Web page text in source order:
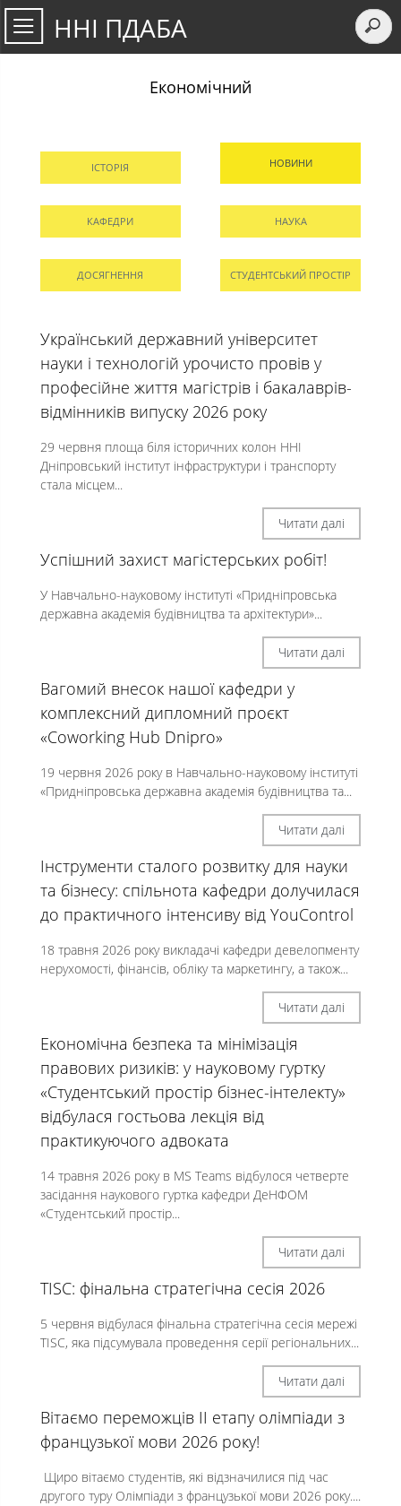
ННІ ПДАБА
Економічний
ІСТОРІЯ НОВИНИ
КАФЕДРИ НАУКА
ДОСЯГНЕННЯ СТУДЕНТСЬКИЙ ПРОСТІР
Український державний університет
науки і технологій урочисто провів у
професійне життя магістрів і бакалаврів-
відмінників випуску 2026 року
29 червня площа біля історичних колон ННІ
Дніпровський інститут інфраструктури і транспорту
стала місцем...
Читати далі
Успішний захист магістерських робіт!
У Навчально-науковому інституті «Придніпровська
державна академія будівництва та архітектури»...
Читати далі
Вагомий внесок нашої кафедри у
комплексний дипломний проєкт
«Coworking Hub Dnipro»
19 червня 2026 року в Навчально-науковому інституті
«Придніпровська державна академія будівництва та...
Читати далі
Інструменти сталого розвитку для науки
та бізнесу: спільнота кафедри долучилася
до практичного інтенсиву від YouControl
18 травня 2026 року викладачі кафедри девелопменту
нерухомості, фінансів, обліку та маркетингу, а також...
Читати далі
Економічна безпека та мінімізація
правових ризиків: у науковому гуртку
«Студентський простір бізнес-інтелекту»
відбулася гостьова лекція від
практикуючого адвоката
14 травня 2026 року в MS Teams відбулося четверте
засідання наукового гуртка кафедри ДеНФОМ
«Студентський простір...
Читати далі
TISC: фінальна стратегічна сесія 2026
5 червня відбулася фінальна стратегічна сесія мережі
TISC, яка підсумувала проведення серії регіональних...
Читати далі
Вітаємо переможців II етапу олімпіади з
французької мови 2026 року!
Щиро вітаємо студентів, які відзначилися під час
другого туру Олімпіади з французької мови 2026 року....